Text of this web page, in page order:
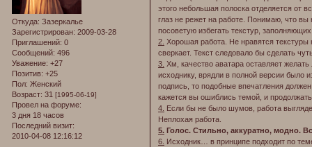
Откуда: Зазеркалье
Зарегистрирован: 2009-03-28
Приглашений: 0
Сообщений: 496
Уважение: +27
Позитив: +25
Пол: Женский
Возраст: 31 [1995-06-19]
Провел на форуме:
3 дня 18 часов
Последний визит:
2010-04-08 12:16:12
этого небольшая полоска отделяется от
глаз не режет на работе. Понимаю, что
посоветую избегать текстур,
2. Хорошая работа. Не нравятся
сверкает. Текст следовало бы сделать
3. Хм, качество аватара оставляет
исходнику, врядли в полной версии было
подпись, то подобные впечатления
кажется вы ошиблись темой, и
4.
Если бы не было шумов, работа
Неплохая работа.
5. Голос. Стильно, аккуратно, модно.
6.
Исходник… в принципе подходит по